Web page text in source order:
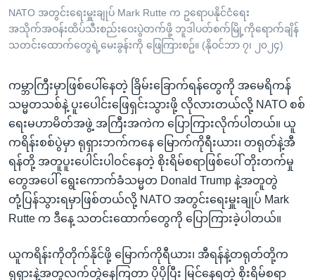
ကြည့်
ရန်
ရှာဖွေ
နေရာ
သို့
ကျော်
ရန်
ဘာသာစကားများ
NATO အတွင်းရေးမှူးချုပ် Mark Rutte က ဥရောပနိုင်ငံရေး
အသိုက်အဝန်းထိပ်သီးစည်းဝေးပွဲတက်ဖို့ ဘူဒါပတ်စက်မြို့ကိုရောက်ချိန်
သတင်းထောက်တွေရဲ့မေးခွန်းကို ဖြေကြားစဥ်။ (နိုဝင်ဘာ ၇၊ ၂၀၂၄)
ကမ္ဘာကြီးမှာဖြစ်ပေါ်နေတဲ့ ခြိမ်းခြောက်ရန်တွေကို အမေရိကန်
သမ္မတသစ်နဲ့ ပူးပေါင်းဖြေရှင်းသွားဖို့ လိုလားတယ်လို့ NATO စစ်
ရေးမဟာမိတ်အဖွဲ့ အကြီးအကဲက ပြောကြားလိုက်ပါတယ်။ ယူ
ကရိန်းစစ်ပွဲမှာ ရုရှားဘက်ကနေ မြောက်ကိုရီးယား၊ တရုတ်နဲ့အီ
ရန်တို့ အတူပူးပေါင်းပါဝင်နေတဲ့ စိုးရိမ်စရာဖြစ်ပေါ် တိုးတက်မှု
တွေအပေါ် ရွေးကောက်ခံသမ္မတ Donald Trump နဲ့အတူတွဲ
တုံ့ပြန်သွားရမှာဖြစ်တယ်လို့ NATO အတွင်းရေးမှူးချုပ် Mark
Rutte က ဒီနေ့ သတင်းထောက်တွေကို ပြောကြားခဲ့ပါတယ်။
ယူကရိန်းကိုတိုက်နိုင်ဖို့ မြောက်ကိုရီယား၊ အီရန်နဲ့တရုတ်တို့က
ရုရှားနဲ့အတူလက်တွဲနေကြတာ ပိုပိုပြီး မြင်နေရတဲ့ စိုးရိမ်စရာ